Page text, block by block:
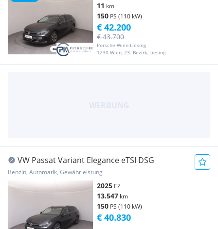
11 km
150 PS (110 kW)
Porsche Wien-Liesing
1230 Wien, 23. Bezirk, Liesing
€ 43.700
€ 42.200
VW Passat Variant Elegance eTSI DSG
Benzin, Automatik, Gewährleistung
2025 EZ
13.547 km
150 PS (110 kW)
€ 40.830